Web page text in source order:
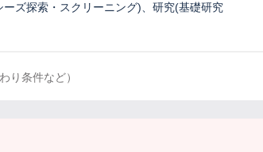
ズ探索・スクリーニング)、研究(基礎研究
り条件など）